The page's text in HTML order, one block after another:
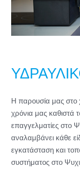
Η παρουσία μας
χρόνια μας καθιστά
επαγγελματίες στο
αναλαμβάνει κάθε
εγκατάσταση και
συστήματος στο